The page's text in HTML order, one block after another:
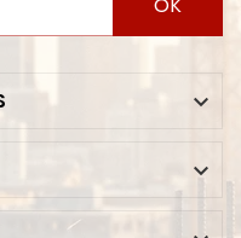

